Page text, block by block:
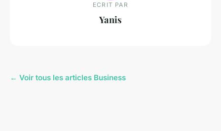
ECRIT PAR
Yanis
← Voir tous les articles Business